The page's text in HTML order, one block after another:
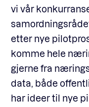
vi vår
etter nye
komme hele
gjerne fra
data, både
har ideer til nye